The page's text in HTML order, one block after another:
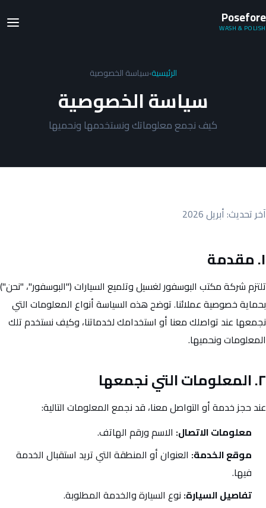
Posefore
WASH & POLISH
الرئيسية›سياسة الخصوصية
سياسة الخصوصية
كيف نجمع معلوماتك ونستخدمها ونحميها
آخر تحديث: أبريل 2026
١. مقدمة
تلتزم شركة مكتب البوسفور لغسيل وتلميع السيارات ("البوسفور"، "نحن")
بحماية خصوصية عملائنا. توضح هذه السياسة أنواع المعلومات التي
نجمعها عند تواصلك معنا أو استخدامك لخدماتنا، وكيف نستخدم تلك
المعلومات ونحميها.
٢. المعلومات التي نجمعها
عند حجز خدمة أو التواصل معنا، قد نجمع المعلومات التالية:
معلومات الاتصال: الاسم ورقم الهاتف.
موقع الخدمة: العنوان أو المنطقة التي تريد استقبال الخدمة
فيها.
تفاصيل السيارة: نوع السيارة والخدمة المطلوبة.